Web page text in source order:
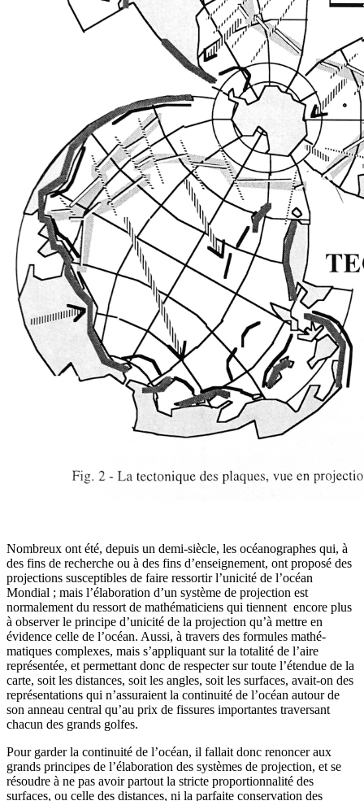
Nombreux ont été, depuis un demi-siècle, les océanographes qui, à
des fins de recherche ou à des fins d’enseignement, ont proposé des
projections susceptibles de faire ressortir l’unicité de l’océan
Mondial ; mais l’élabora­tion d’un système de projection est
normalement du ressort de mathéma­ticiens qui tiennent encore plus
à observer le principe d’unicité de la projection qu’à mettre en
évidence celle de l’océan. Aussi, à travers des for­mules mathé­
matiques complexes, mais s’appliquant sur la totalité de l’aire
représentée, et permettant donc de respecter sur toute l’étendue de la
carte, soit les distances, soit les angles, soit les surfaces, avait-on des
représentations qui n’assuraient la continuité de l’océan autour de
son anneau central qu’au prix de fissures importantes traversant
chacun des grands golfes.
Pour garder la continuité de l’océan, il fallait donc renoncer aux
grands principes de l’élaboration des systèmes de projection, et se
résoudre à ne pas avoir partout la stricte proportionnalité des
surfaces, ou celle des distances, ni la parfaite conservation des